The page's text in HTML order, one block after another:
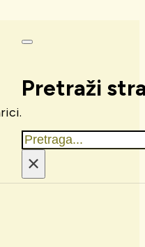
Pretraži
Traži
×